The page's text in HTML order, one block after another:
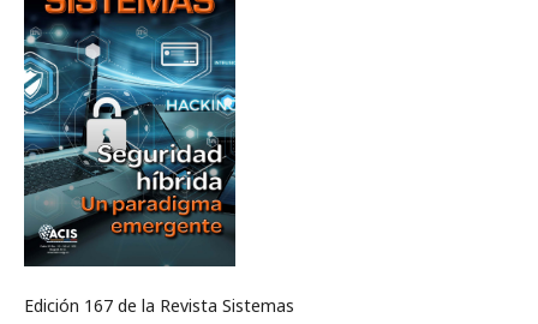
Edición 167 de la Revista Sistemas